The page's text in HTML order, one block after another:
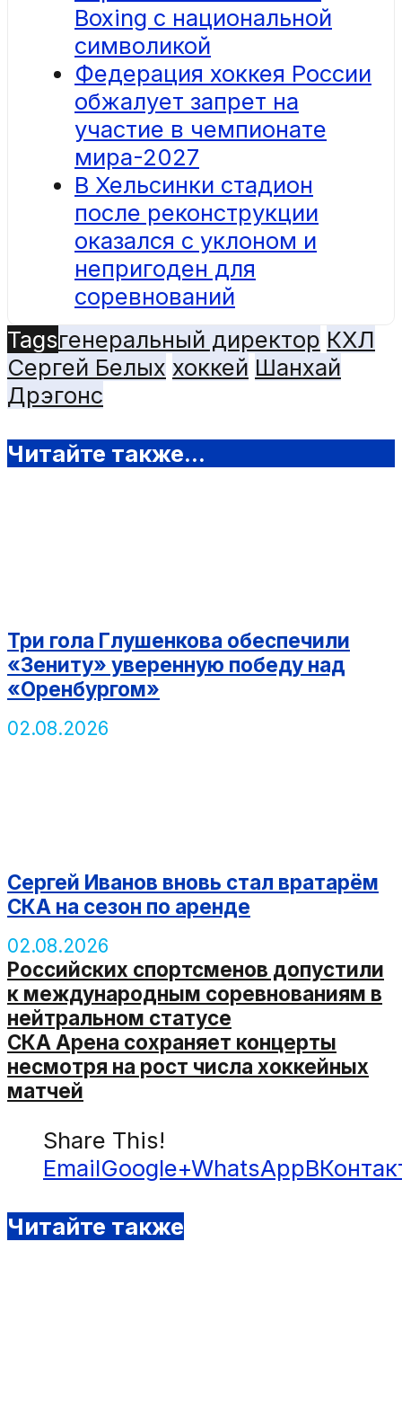
Boxing с национальной
символикой
Федерация хоккея России
обжалует запрет на
участие в чемпионате
мира-2027
В Хельсинки стадион
после реконструкции
оказался с уклоном и
непригоден для
соревнований
Tagsгенеральный директор КХЛ
Сергей Белых хоккей Шанхай
Дрэгонс
Читайте также...
Три гола Глушенкова обеспечили
«Зениту» уверенную победу над
«Оренбургом»
02.08.2026
Сергей Иванов вновь стал вратарём
СКА на сезон по аренде
02.08.2026
Российских спортсменов допустили
к международным соревнованиям в
нейтральном статусе
СКА Арена сохраняет концерты
несмотря на рост числа хоккейных
матчей
Share This!
EmailGoogle+WhatsApp
Читайте также